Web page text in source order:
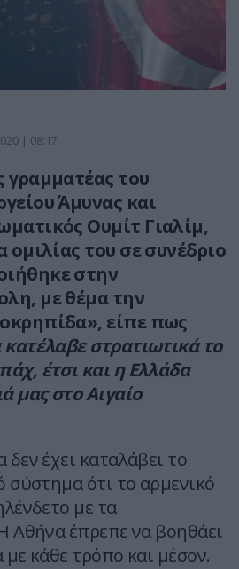
| 08:17
γραμματέας του
Άμυνας και
Ουμίτ Γιαλίμ,
ομιλίας του σε συνέδριο
στην
με θέμα την
είπε πως
στρατιωτικά το
έτσι και η Ελλάδα
μας στο Αιγαίο
έχει καταλάβει το
σύστημα ότι το αρμενικό
με τα
Αθήνα έπρεπε να βοηθάει
κάθε τρόπο και μέσον.